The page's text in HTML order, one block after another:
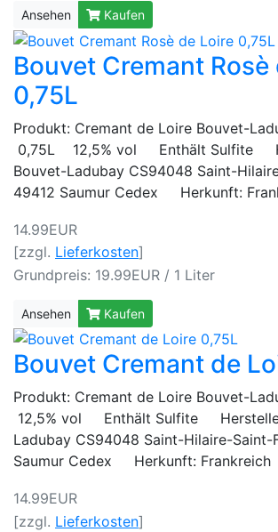
Ansehen Kaufen
Bouvet Cremant Rosè
0,75L
Produkt: Cremant de Loire Bouvet-
0,75L 12,5% vol Enthält Sulfite
Bouvet-Ladubay CS94048 Saint-
49412 Saumur Cedex Herkunft:
14.99EUR
[zzgl. Lieferkosten]
Grundpreis: 19.99EUR / 1 Liter
Ansehen Kaufen
Bouvet Cremant de
Produkt: Cremant de Loire Bouvet-
12,5% vol Enthält Sulfite
Ladubay CS94048 Saint-Hilaire-Saint-
Saumur Cedex Herkunft: Frankreich
14.99EUR
[zzgl. Lieferkosten]